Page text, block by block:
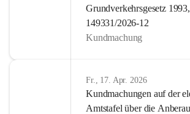
Grundverkehrsgesetz
149331/2026-12
Kundmachung
Fr., 17. Apr. 2026
Kundmachungen auf der
Amtstafel über die